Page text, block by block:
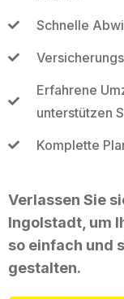
Schnelle
Erfahrene
unterstützen
Komplette
Verlassen Sie
Ingolstadt, um
so einfach und
gestalten.